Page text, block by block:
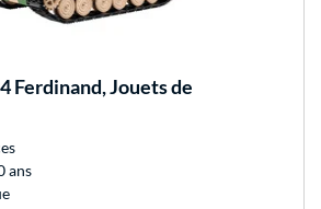
Ferdinand, Jouets de
ans